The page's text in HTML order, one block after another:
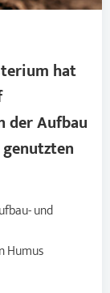
hat
der Aufbau
und
Humus